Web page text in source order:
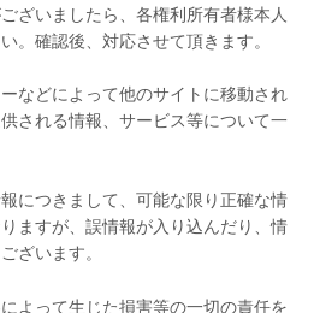
ざいましたら、各権利所有者様本人
。確認後、対応させて頂きます。
などによって他のサイトに移動され
される情報、サービス等について一
につきまして、可能な限り正確な情
ますが、誤情報が入り込んだり、情
ざいます。
よって生じた損害等の一切の責任を